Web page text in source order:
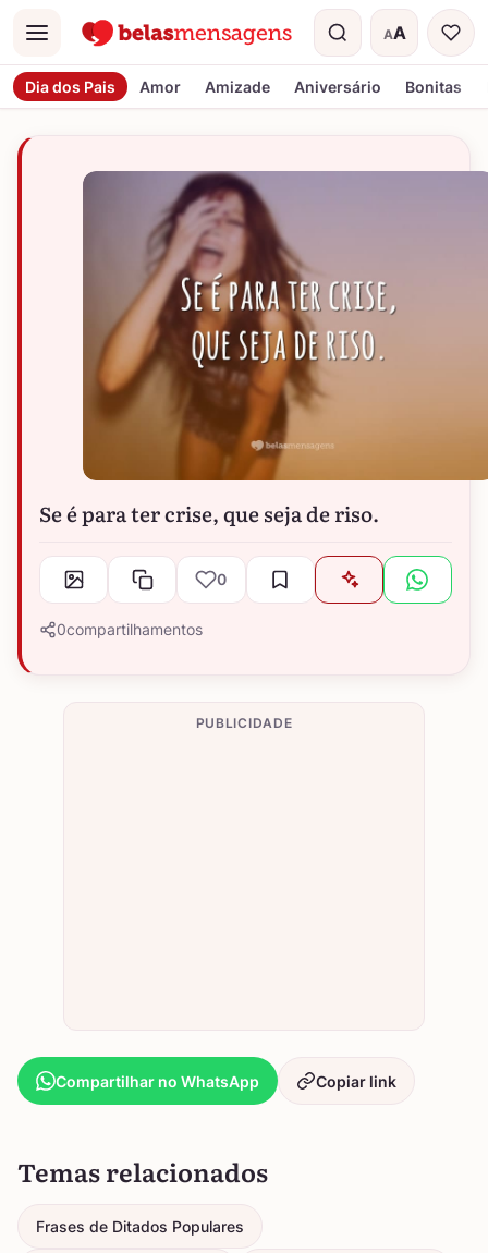
Menu AA
Tamanho do
Dia dos Pais Amor Amizade Aniversário Bonitas
Se é para ter crise, que seja de riso.
0
0compartilhamentos
PUBLICIDADE
Compartilhar no WhatsApp Copiar link
Temas relacionados
Frases de Ditados Populares